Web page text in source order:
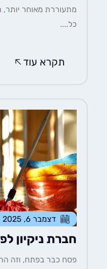
מתעוררת מאוחר יותר, הגשם
תקרא עוד
דצמבר 6, 2025
חברת ניקיון לפסח –
פסח כבר בפתח, וזה הרגע שבו